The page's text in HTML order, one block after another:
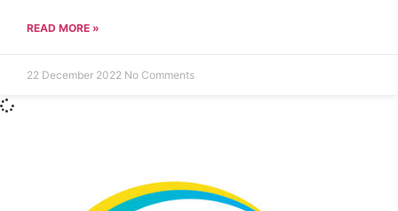
READ MORE »
22 December 2022 No Comments